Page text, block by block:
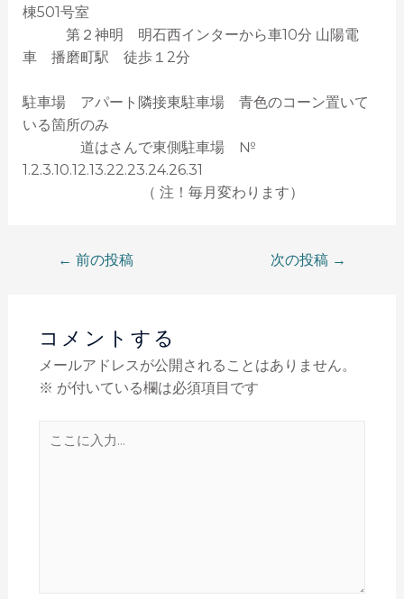
棟501号室
第２神明 明石西インターから車10分 山陽電
車 播磨町駅 徒歩１2分
駐車場 アパート隣接東駐車場 青色のコーン置いて
いる箇所のみ
道はさんで東側駐車場 №
1.2.3.10.12.13.22.23.24.26.31
（ 注！毎月変わります）
← 前の投稿 次の投稿 →
コメントする
メールアドレスが公開されることはありません。
※ が付いている欄は必須項目です